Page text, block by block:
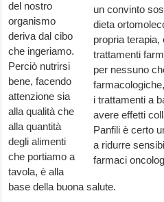
del nostro
organismo
deriva dal cibo
che ingeriamo.
Perciò nutrirsi
bene, facendo
attenzione sia
alla qualità che
alla quantità
degli alimenti
che portiamo a
tavola, è alla
base della buona salute.